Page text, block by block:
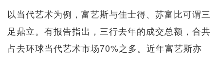
以当代艺术为例，富艺斯与佳士得、苏富比可谓三
足鼎立。有报告指出，三行去年的成交总额，合共
占去环球当代艺术市场70%之多。近年富艺斯亦